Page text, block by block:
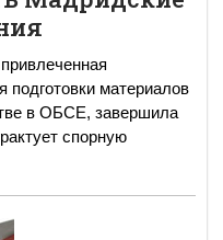
подготовки материалов
в ОБСЕ, завершила
спорную